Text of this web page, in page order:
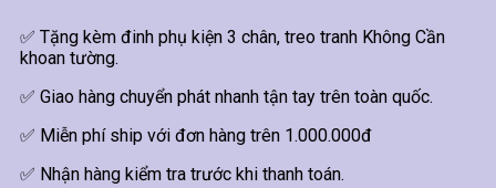
✅ Tặng kèm đinh phụ kiện 3 chân, treo tranh Không Cần
khoan tường.
✅ Giao hàng chuyển phát nhanh tận tay trên toàn quốc.
✅ Miễn phí ship với đơn hàng trên 1.000.000đ
✅ Nhận hàng kiểm tra trước khi thanh toán.